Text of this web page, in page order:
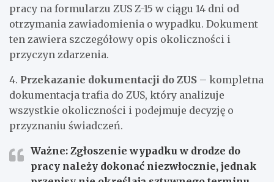
pracy na formularzu ZUS Z-15 w ciągu 14 dni od
otrzymania zawiadomienia o wypadku. Dokument
ten zawiera szczegółowy opis okoliczności i
przyczyn zdarzenia.
4. Przekazanie dokumentacji do ZUS – kompletna
dokumentacja trafia do ZUS, który analizuje
wszystkie okoliczności i podejmuje decyzję o
przyznaniu świadczeń.
Ważne: Zgłoszenie wypadku w drodze do
pracy należy dokonać niezwłocznie, jednak